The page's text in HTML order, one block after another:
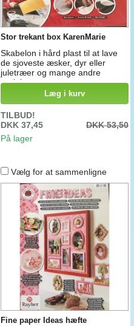
Stor trekant box KarenMarie
Skabelon i hård plast til at lave
de sjoveste æsker, dyr eller
juletræer og mange andre
projekter.
Læg i kurv
TILBUD!
DKK 37,45
DKK 53,50
På lager
Vælg for at sammenligne
Fine paper Ideas hæfte